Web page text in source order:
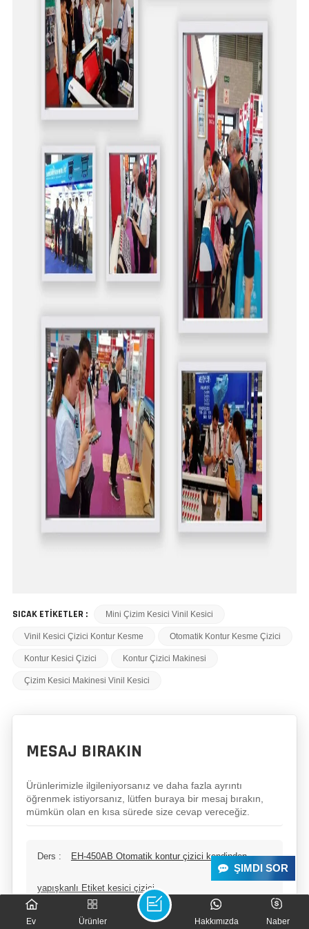
ŞIMDI SOR
SICAK ETİKETLER : Mini Çizim Kesici Vinil Kesici
Vinil Kesici Çizici Kontur Kesme Otomatik Kontur Kesme Çizici
Kontur Kesici Çizici Kontur Çizici Makinesi
Çizim Kesici Makinesi Vinil Kesici
MESAJ BIRAKIN
Ürünlerimizle ilgileniyorsanız ve daha fazla ayrıntı
öğrenmek istiyorsanız, lütfen buraya bir mesaj bırakın,
mümkün olan en kısa sürede size cevap vereceğiz.
Ders : EH-450AB Otomatik kontur çizici kendinden
yapışkanlı Etiket kesici çizici
Ev Ürünler Naber
Hakkımızda